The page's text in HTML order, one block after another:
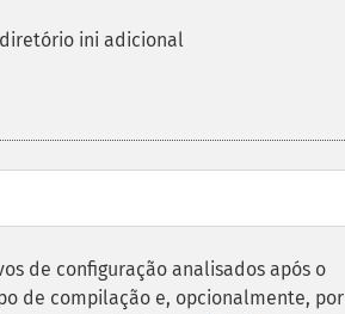
ini adicional
de configuração analisados ​​após o
de compilação e, opcionalmente, por